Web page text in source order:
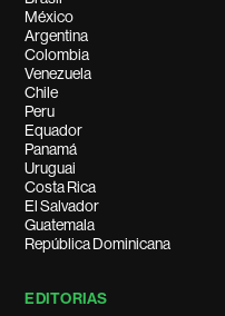
México
Argentina
Colombia
Venezuela
Chile
Peru
Equador
Panamá
Uruguai
Costa Rica
El Salvador
Guatemala
República Dominicana
EDITORIAS